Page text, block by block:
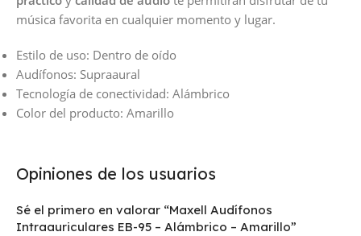
música favorita en cualquier momento y lugar.
Estilo de uso: Dentro de oído
Audífonos: Supraaural
Tecnología de conectividad: Alámbrico
Color del producto: Amarillo
Opiniones de los usuarios
Sé el primero en valorar “Maxell Audífonos
Intraauriculares EB-95 – Alámbrico – Amarillo”